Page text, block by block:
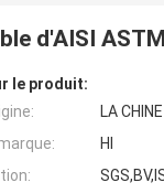
d'AISI
le produit:
LA CHINE
Hl